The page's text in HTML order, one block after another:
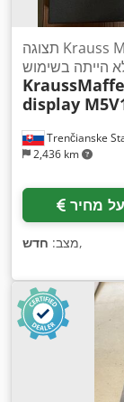
Trenčianske
2,436 km
תצוגה Krauss Maffei MC 5 דגם M5V121,
הייתה בשימוש
display
מחיר
מצב: חדש ,